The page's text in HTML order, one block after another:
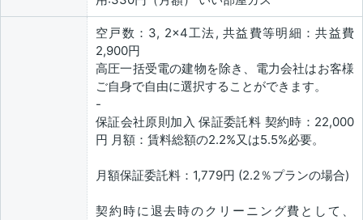
空戸数：3, 2×4工法, 共益費等明細：共益費
2,900円
高圧一括受電の建物を除き、電力会社はお客様
ご自身で自由に選択することができます。
-
保証会社原則加入 保証委託料 契約時：22,000
円 月額：賃料総額の2.2%又は5.5%必要。
月額保証委託料：1,779円 (2.2％プランの場合)
契約時に退去時のクリーニング費として、